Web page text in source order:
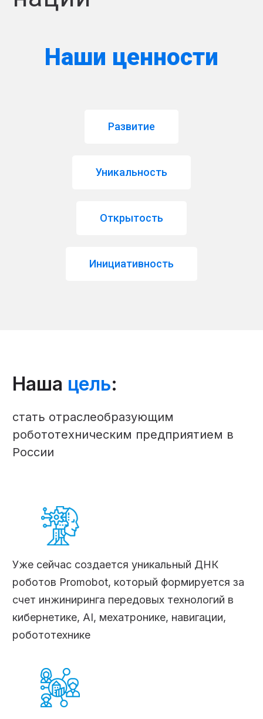
Наши ценности
Развитие
Уникальность
Открытость
Инициативность
Наша цель:
стать отраслеобразующим
робототехническим предприятием в
России
Уже сейчас создается уникальный ДНК
роботов Promobot, который формируется за
счет инжиниринга передовых технологий в
кибернетике, AI, мехатронике, навигации,
робототехнике